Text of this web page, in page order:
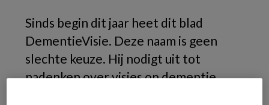
Sinds begin dit jaar heet dit blad
DementieVisie. Deze naam is geen
slechte keuze. Hij nodigt uit tot
nadenken over visies op dementie.